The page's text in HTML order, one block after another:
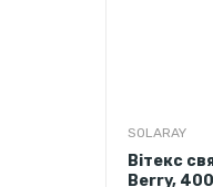
SOLARAY
Вітекс
Berry,